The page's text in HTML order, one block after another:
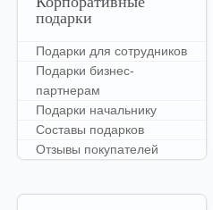
подарки
Подарки для сотрудников
Подарки бизнес-
партнерам
Подарки начальнику
Составы подарков
Отзывы покупателей